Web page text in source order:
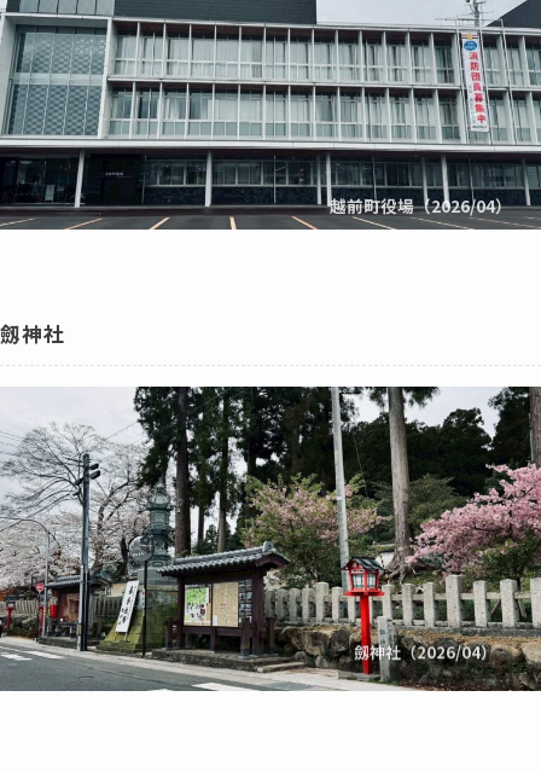
越前町役場（2026/04）
劔神社
劔神社（2026/04）